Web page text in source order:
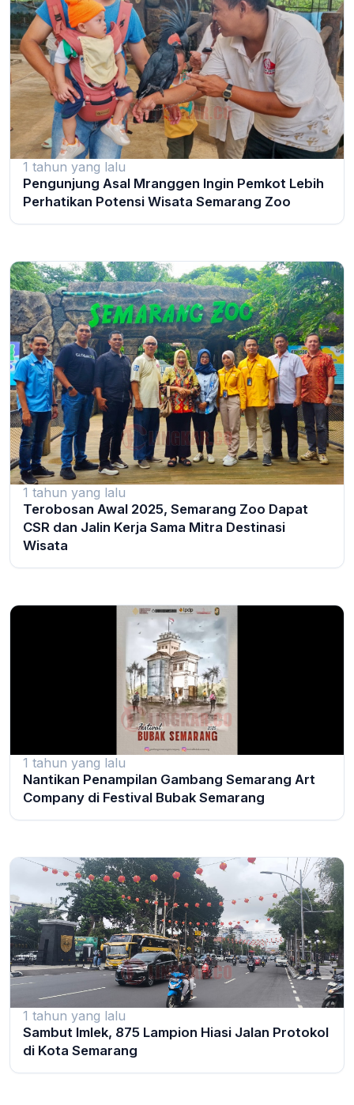
1 tahun yang lalu
Pengunjung Asal Mranggen Ingin Pemkot Lebih
Perhatikan Potensi Wisata Semarang Zoo
1 tahun yang lalu
Terobosan Awal 2025, Semarang Zoo Dapat
CSR dan Jalin Kerja Sama Mitra Destinasi
Wisata
1 tahun yang lalu
Nantikan Penampilan Gambang Semarang Art
Company di Festival Bubak Semarang
1 tahun yang lalu
Sambut Imlek, 875 Lampion Hiasi Jalan Protokol
di Kota Semarang